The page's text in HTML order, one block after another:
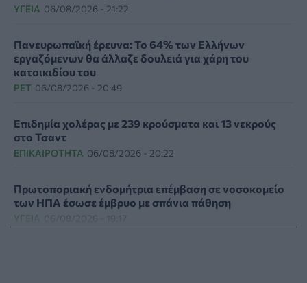
ΥΓΕΊΑ 06/08/2026 - 21:22
Πανευρωπαϊκή έρευνα: Το 64% των Ελλήνων
εργαζόμενων θα άλλαζε δουλειά για χάρη του
κατοικιδίου του
PET 06/08/2026 - 20:49
Επιδημία χολέρας με 239 κρούσματα και 13 νεκρούς
στο Τσαντ
ΕΠΙΚΑΙΡΌΤΗΤΑ 06/08/2026 - 20:22
Πρωτοποριακή ενδομήτρια επέμβαση σε νοσοκομείο
των ΗΠΑ έσωσε έμβρυο με σπάνια πάθηση
ΥΓΕΊΑ 06/08/2026 - 19:17